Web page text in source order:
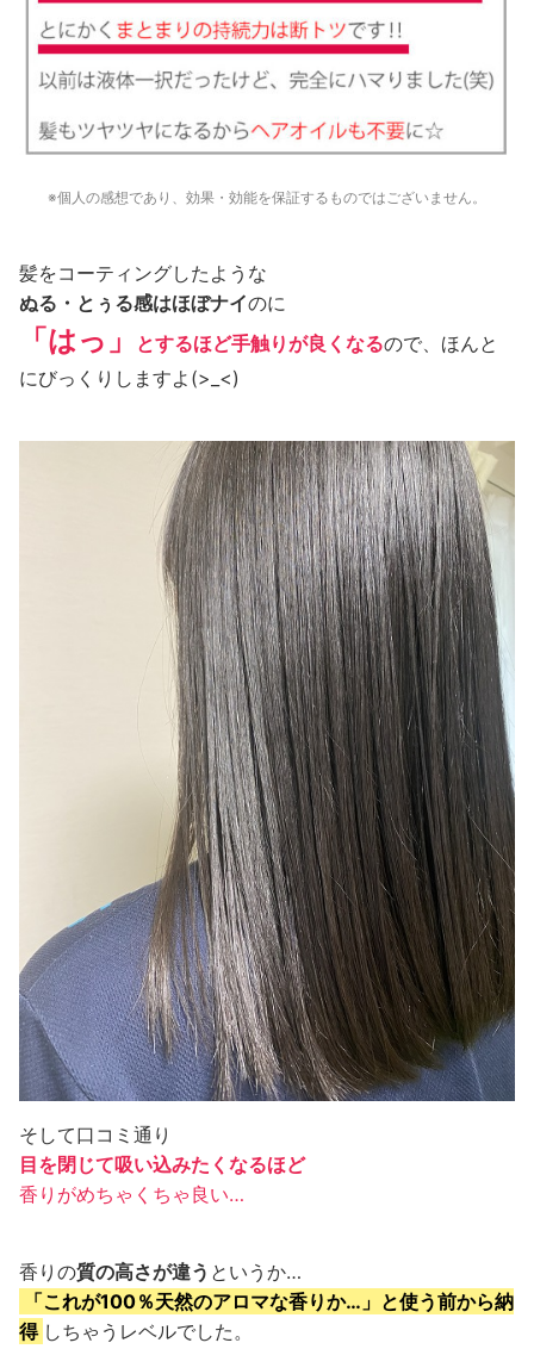
※個人の感想であり、効果・効能を保証するものではございません。
髪をコーティングしたような
ぬる・とぅる感はほぼナイのに
「はっ」 とするほど手触りが良くなるので、ほんと
にびっくりしますよ(>_<)
そして口コミ通り
目を閉じて吸い込みたくなるほど
香りがめちゃくちゃ良い…
香りの質の高さが違う というか…
「これが100％天然のアロマな香りか…」と使う前から納
得 しちゃうレベルでした。